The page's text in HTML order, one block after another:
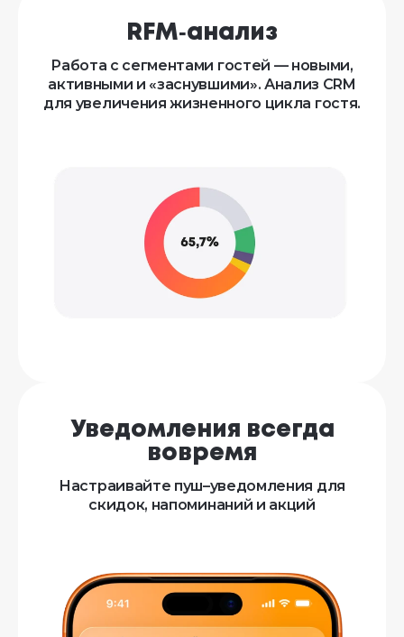
RFM‑анализ
Работа с сегментами гостей — новыми,
активными и «заснувшими». Анализ CRM
для увеличения жизненного цикла гостя.
Уведомления всегда
вовремя
Настраивайте пуш–уведомления для
скидок, напоминаний и акций